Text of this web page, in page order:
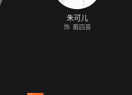
朱可儿
饰 戴四喜